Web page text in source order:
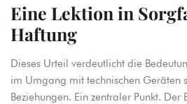
Eine Lektion in
Haftung
Dieses Urteil verdeutlicht die
im Umgang mit technischen Geräten
Beziehungen. Ein zentraler Punkt. Der